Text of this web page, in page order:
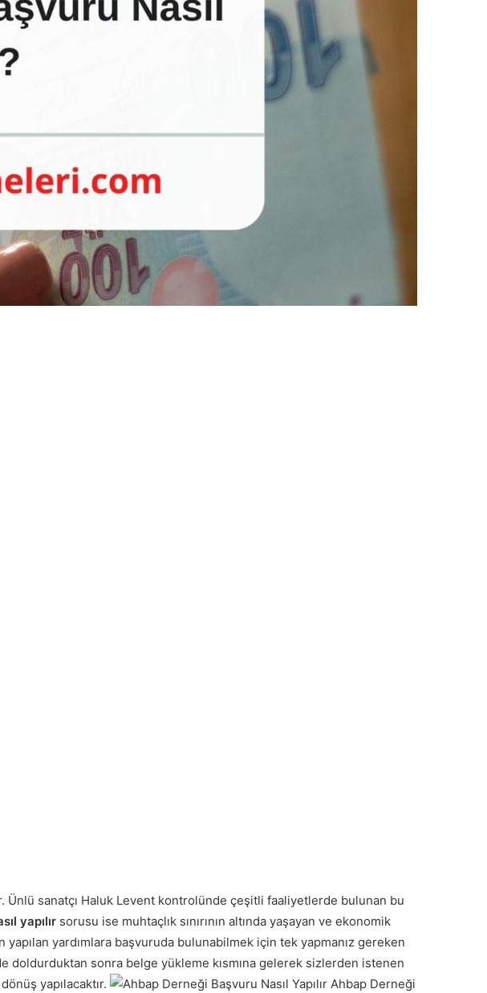
Ünlü sanatçı Haluk Levent kontrolünde çeşitli faaliyetlerde bulunan bu
yapılır sorusu ise muhtaçlık sınırının altında yaşayan ve ekonomik
yardımlara başvuruda bulunabilmek için tek yapmanız gereken
sonra belge yükleme kısmına gelerek sizlerden istenen
yapılacaktır.
Ahbap Derneği